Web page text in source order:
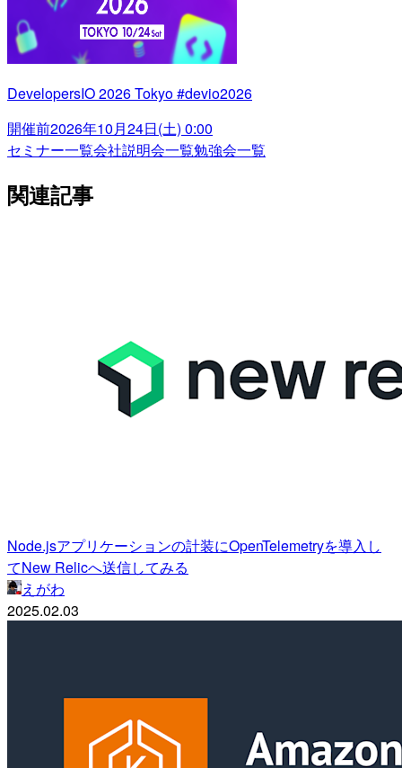
DevelopersIO 2026 Tokyo #devio2026
開催前2026年10月24日(土) 0:00
セミナー一覧会社説明会一覧勉強会一覧
関連記事
Node.jsアプリケーションの計装にOpenTelemetryを導入し
てNew Relicへ送信してみる
えがわ
2025.02.03